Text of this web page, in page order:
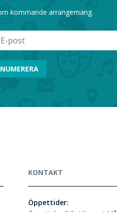
kommande arrangemang.
KONTAKT
Öppettider: